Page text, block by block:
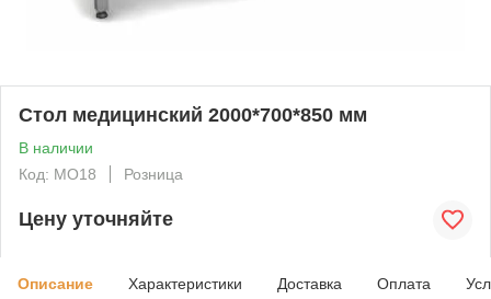
Стол медицинский 2000*700*850 мм
В наличии
Код: MO18
Розница
Цену уточняйте
Описание Характеристики Доставка Оплата